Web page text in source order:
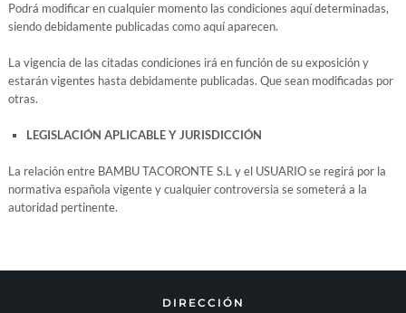
Podrá modificar en cualquier momento las condiciones aquí determinadas,
siendo debidamente publicadas como aquí aparecen.
La vigencia de las citadas condiciones irá en función de su exposición y
estarán vigentes hasta debidamente publicadas. Que sean modificadas por
otras.
LEGISLACIÓN APLICABLE Y JURISDICCIÓN
La relación entre BAMBU TACORONTE S.L y el USUARIO se regirá por la
normativa española vigente y cualquier controversia se someterá a la
autoridad pertinente.
DIRECCIÓN